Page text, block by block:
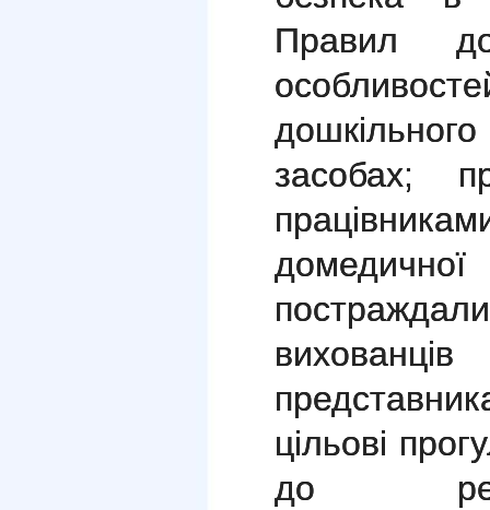
Правил
засобах;
цільові
до